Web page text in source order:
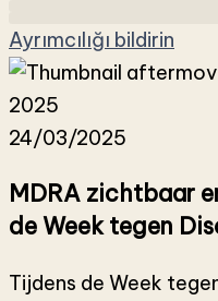
Ayrımcılığı bildirin
24/03/2025
MDRA zichtbaar
de Week tegen
Tijdens de Week